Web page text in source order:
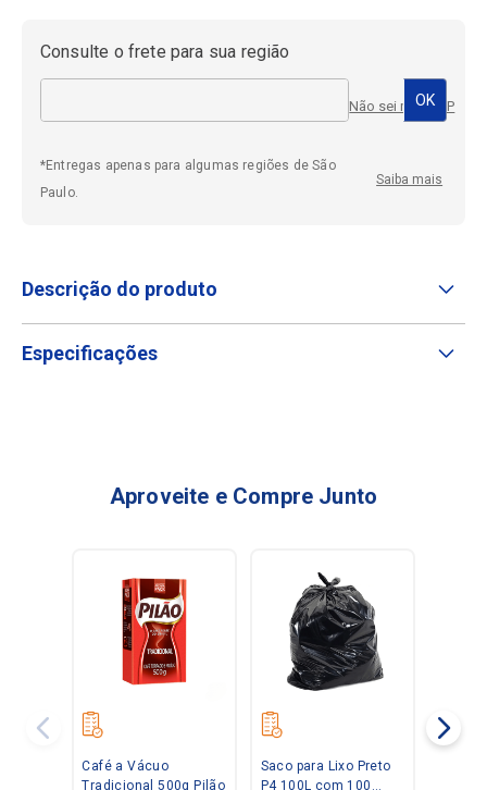
Consulte o frete para sua região
Não sei meu CEP
*Entregas apenas para algumas regiões de São
Paulo.
Saiba mais
Descrição do produto
Especificações
Aproveite e Compre Junto
Café a Vácuo
Tradicional 500g Pilão
Saco para Lixo Preto
P4 100L com 100